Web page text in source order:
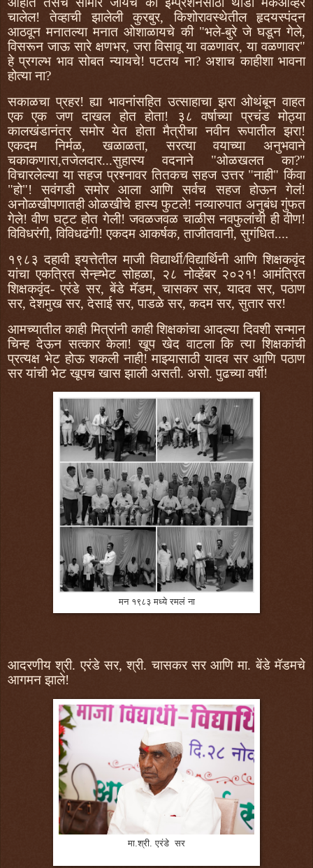
चालेल! तेव्हाची झालेली कुरबुर, किशोरावस्थेतील हृदयस्पंदन
आठवून मनातल्या मनात ओशाळायचे की "भले-बुरे जे घडून गेले,
विसरून जाऊ सारे क्षणभर, जरा विसावू या वळणावर, या वळणावर"
हे प्रगल्भ भाव सोबत न्यायचे! पटतय ना? अशाच काहीशा भावना
होत्या ना?
सकाळचा प्रहर! ह्या भावनांसहित उत्साहाचा झरा ओथंबून वाहत
एक एक जण दाखल होत होता! ३८ वर्षाच्या प्रचंड मोठ्या
कालखंडानंतर समोर येत होता मैत्रीचा नवीन रूपातील झरा!
एकदम निर्मळ, खळाळता, सरत्या वयाच्या अनुभवाने
चकाकणारा,तजेलदार...सुहास्य वदनाने "ओळखलत का?"
विचारलेल्या या सहज प्रश्नावर तितकच सहज उत्तर "नाही" किंवा
"हो"! सवंगडी समोर आला आणि सर्वच सहज होऊन गेलं!
अनोळखीपणातही ओळखीचे हास्य फुटले! नव्यारुपात अनुबंध गुंफत
गेले! वीण घट्ट होत गेली! जवळजवळ चाळीस नवफुलांची ही वीण!
विविधरंगी, विविधढंगी! एकदम आकर्षक, ताजीतवानी, सुगंधित....
१९८३ दहावी इयत्तेतील माजी विद्यार्थी/विद्यार्थिनी आणि शिक्षकवृंद
यांचा एकत्रित सेन्ह्भेट सोहळा, २८ नोव्हेंबर २०२१! आमंत्रित
शिक्षकवृंद- एरंडे सर, बेंडे मॅडम, चासकर सर, यादव सर, पठाण
सर, देशमुख सर, देसाई सर, पाडळे सर, कदम सर, सुतार सर!
आमच्यातील काही मित्रांनी काही शिक्षकांचा आदल्या दिवशी सन्मान
चिन्ह देऊन सत्कार केला! खूप खेद वाटला कि त्या शिक्षकांची
प्रत्यक्ष भेट होऊ शकली नाही! माझ्यासाठी यादव सर आणि पठाण
सर यांची भेट खूपच खास झाली असती. असो. पुढच्या वर्षी!
मन १९८३ मध्ये रमलं ना
आदरणीय श्री. एरंडे सर, श्री. चासकर सर आणि मा. बेंडे मॅडमचे
आगमन झाले!
मा.श्री. एरंडे सर